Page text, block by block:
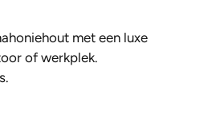
met een luxe
of werkplek.